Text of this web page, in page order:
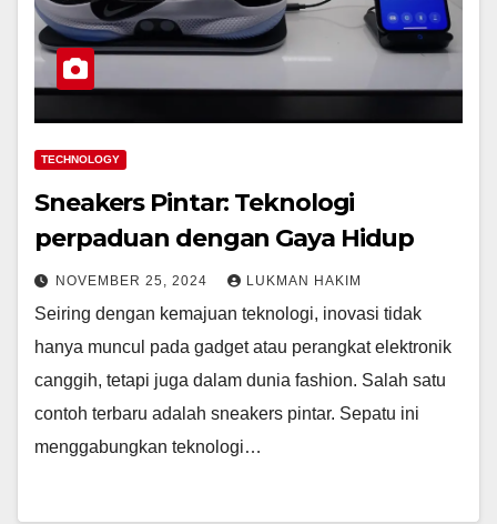
TECHNOLOGY
Sneakers Pintar: Teknologi
perpaduan dengan Gaya Hidup
NOVEMBER 25, 2024 LUKMAN HAKIM
Seiring dengan kemajuan teknologi, inovasi tidak
hanya muncul pada gadget atau perangkat elektronik
canggih, tetapi juga dalam dunia fashion. Salah satu
contoh terbaru adalah sneakers pintar. Sepatu ini
menggabungkan teknologi…